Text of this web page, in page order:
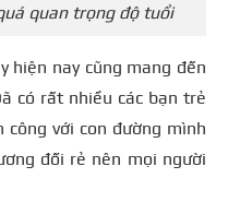
quan trọng độ tuổi
hiện nay cũng mang đến
có rất nhiều các bạn trẻ
với con đường mình
đối rẻ nên mọi người